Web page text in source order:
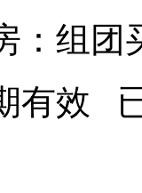
： 组团
有效